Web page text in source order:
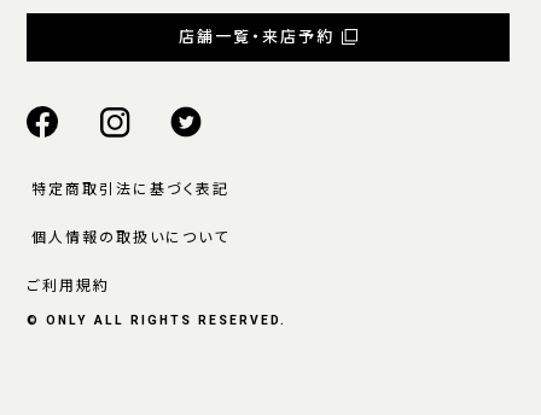
店舗一覧・来店予約
特定商取引法に基づく表記
個人情報の取扱いについて
ご利用規約
© ONLY ALL RIGHTS RESERVED.